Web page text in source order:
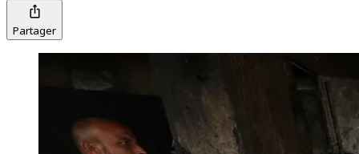
Partager